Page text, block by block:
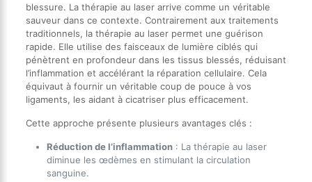
blessure. La thérapie au laser arrive comme un véritable
sauveur dans ce contexte. Contrairement aux traitements
traditionnels, la thérapie au laser permet une guérison
rapide. Elle utilise des faisceaux de lumière ciblés qui
pénètrent en profondeur dans les tissus blessés, réduisant
l’inflammation et accélérant la réparation cellulaire. Cela
équivaut à fournir un véritable coup de pouce à vos
ligaments, les aidant à cicatriser plus efficacement.
Cette approche présente plusieurs avantages clés :
Réduction de l’inflammation: La thérapie au laser
diminue les œdèmes en stimulant la circulation
sanguine.